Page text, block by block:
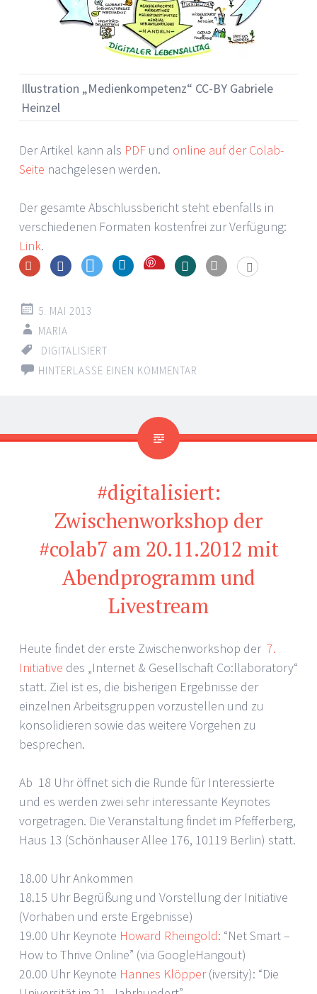
Illustration „Medienkompetenz“ CC-BY Gabriele
Heinzel
Der Artikel kann als PDF und online auf der Colab-
Seite nachgelesen werden.
Der gesamte Abschlussbericht steht ebenfalls in
verschiedenen Formaten kostenfrei zur Verfügung:
Link.
Save
5. MAI 2013
MARIA
DIGITALISIERT
HINTERLASSE EINEN KOMMENTAR
#digitalisiert:
Zwischenworkshop der
#colab7 am 20.11.2012 mit
Abendprogramm und
Livestream
Heute findet der erste Zwischenworkshop der 7.
Initiative des „Internet & Gesellschaft Co:llaboratory“
statt. Ziel ist es, die bisherigen Ergebnisse der
einzelnen Arbeitsgruppen vorzustellen und zu
konsolidieren sowie das weitere Vorgehen zu
besprechen.
Ab 18 Uhr öffnet sich die Runde für Interessierte
und es werden zwei sehr interessante Keynotes
vorgetragen. Die Veranstaltung findet im Pfefferberg,
Haus 13 (Schönhauser Allee 176, 10119 Berlin) statt.
18.00 Uhr Ankommen
18.15 Uhr Begrüßung und Vorstellung der Initiative
(Vorhaben und erste Ergebnisse)
19.00 Uhr Keynote Howard Rheingold: “Net Smart –
How to Thrive Online” (via GoogleHangout)
20.00 Uhr Keynote Hannes Klöpper(iversity): “Die